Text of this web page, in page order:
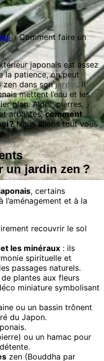
›Comment faire un
japonais est assez
la patience, on peut
zen dans sonjardin. Il
mettent l’eau et les
plan. Alors, pierres,
arbustes,comment
?Nous allons tout vous
un jardin zen ?
, certains
et à la
recouvrir le sol
les minéraux : ils
spirituelle et
passages naturels.
de plantes aux fleurs
miniature symbolisant
ou un bassin trônent
du Japon.
ou un hamac pour
zen (Bouddha par